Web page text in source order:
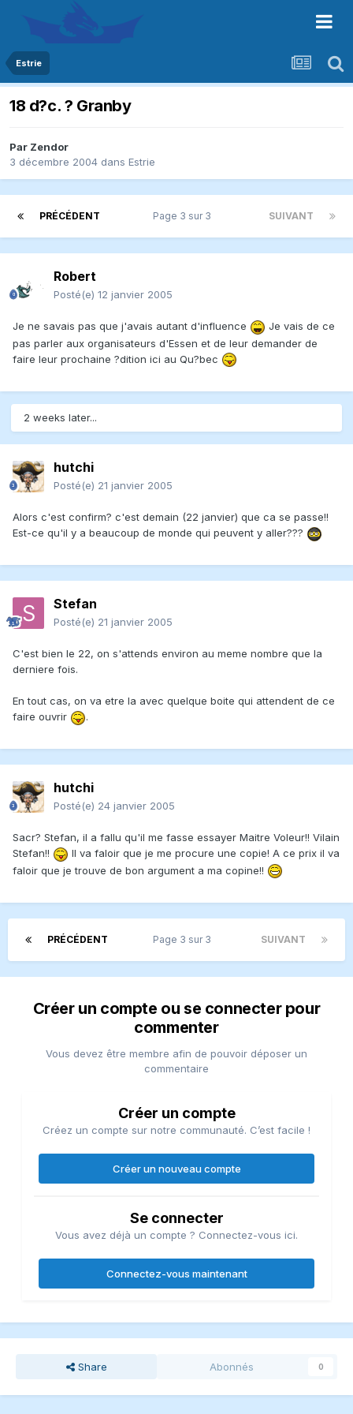
Estrie
18 d?c. ? Granby
Par Zendor
3 décembre 2004 dans Estrie
PRÉCÉDENT SUIVANT
Page 3 sur 3
Robert
Posté(e) 12 janvier 2005
Je ne savais pas que j'avais autant d'influence
Je vais de ce
pas parler aux organisateurs d'Essen et de leur demander de
faire leur prochaine ?dition ici au Qu?bec
2 weeks later...
hutchi
Posté(e) 21 janvier 2005
Alors c'est confirm? c'est demain (22 janvier) que ca se passe!!
Est-ce qu'il y a beaucoup de monde qui peuvent y aller???
Stefan
Posté(e) 21 janvier 2005
C'est bien le 22, on s'attends environ au meme nombre que la
derniere fois.
En tout cas, on va etre la avec quelque boite qui attendent de ce
faire ouvrir
.
hutchi
Posté(e) 24 janvier 2005
Sacr? Stefan, il a fallu qu'il me fasse essayer Maitre Voleur!! Vilain
Stefan!!
Il va faloir que je me procure une copie! A ce prix il va
faloir que je trouve de bon argument a ma copine!!
PRÉCÉDENT SUIVANT
Page 3 sur 3
Créer un compte ou se connecter pour
commenter
Vous devez être membre afin de pouvoir déposer un
commentaire
Créer un compte
Créez un compte sur notre communauté. C’est facile !
Créer un nouveau compte
Se connecter
Vous avez déjà un compte ? Connectez-vous ici.
Connectez-vous maintenant
Share Abonnés 0